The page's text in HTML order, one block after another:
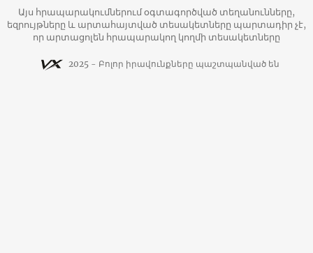
Այս հրապարակումներում օգտագործված տեղանունները,
եզրույթները և արտահայտված տեսակետները պարտադիր չէ,
որ արտացոլեն հրապարակող կողմի տեսակետները
2025 - Բոլոր իրավունքները պաշտպանված են